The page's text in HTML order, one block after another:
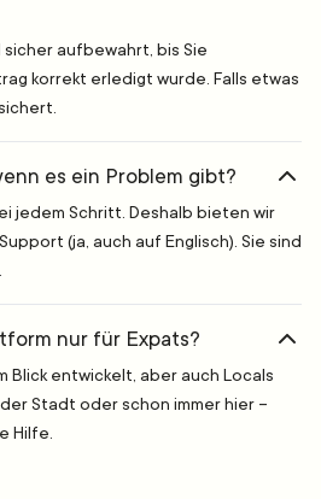
aufbewahrt, bis Sie
korrekt erledigt wurde. Falls etwas
es ein Problem gibt?
jedem Schritt. Deshalb bieten wir
(ja, auch auf Englisch). Sie sind
nur für Expats?
Blick entwickelt, aber auch Locals
Stadt oder schon immer hier –
Hilfe.